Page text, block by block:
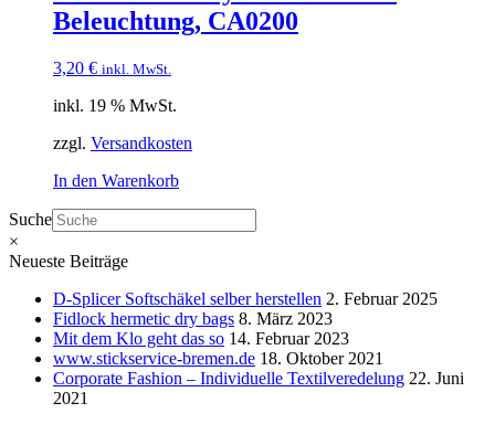
Beleuchtung, CA0200
3,20 € inkl. MwSt.
inkl. 19 % MwSt.
zzgl. Versandkosten
In den Warenkorb
Suche
×
Neueste Beiträge
D-Splicer Softschäkel selber herstellen 2. Februar 2025
Fidlock hermetic dry bags 8. März 2023
Mit dem Klo geht das so 14. Februar 2023
www.stickservice-bremen.de 18. Oktober 2021
Corporate Fashion – Individuelle Textilveredelung 22. Juni
2021